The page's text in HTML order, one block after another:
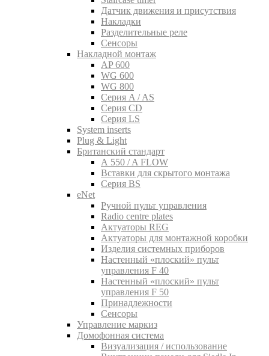
Датчик движения и присутствия
Накладки
Разделительные реле
Сенсоры
Накладной монтаж
AP 600
WG 600
WG 800
Серия A / AS
Серия CD
Серия LS
System inserts
Plug & Light
Британский стандарт
A 550 / A FLOW
Вставки для скрытого монтажа
Серия BS
eNet
Pучной пульт управления
Radio centre plates
Актуаторы REG
Актуаторы для монтажной коробки
Изделия системных приборов
Настенный «плоский» пульт
управления F 40
Настенный «плоский» пульт
управления F 50
Принадлежности
Сенсоры
Управление маркиз
Домофонная система
Визуализация / использование